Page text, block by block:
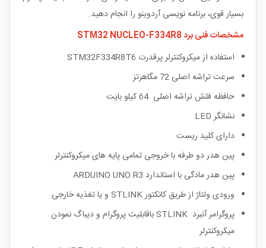
بسیار قوی، برنامه نویسی آردوینو را انجام دهید.
مشخصات فنی برد STM32 NUCLEO-F334R8
استفاده از میکروکنترلر پرقدرت STM32F334R8T6
سرعت تراشه اصلی 72 مگاهرتز
حافظه فلش تراشه اصلی 64 کیلو بایت
نشانگرLED
دارای کلید ریست
پین هدر دو طرفه با خروجی تمامی پایه های میکروکنترلر
پین هدر مادگی با استاندارد ARDUINO UNO R3
ورودی ولتاژ از طریق کانکتورSTLINK و یا تغذیه خارجی
پروگرامر آنبرد STLINKباقابلیت پروگرام و دیباگ نمودن
میکروکنترلر